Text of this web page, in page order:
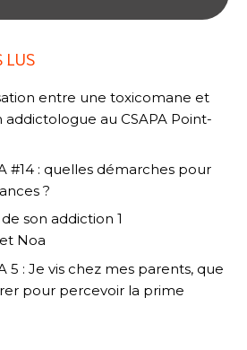
LUS
entre une toxicomane et
au CSAPA Point-
#14 : quelles démarches pour
?
son addiction 1
Noa
5 : Je vis chez mes parents, que
pour percevoir la prime